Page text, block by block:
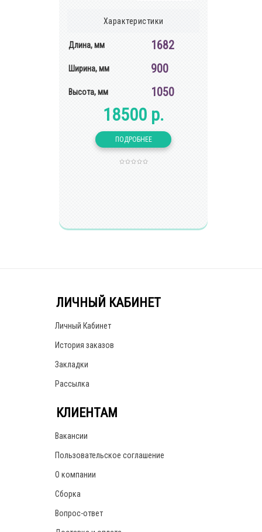
Характеристики
Длина, мм 1682
Ширина, мм 900
Высота, мм 1050
18500 р.
ЛИЧНЫЙ КАБИНЕТ
Личный Кабинет
История заказов
Закладки
Рассылка
КЛИЕНТАМ
Вакансии
Пользовательское соглашение
О компании
Сборка
Вопрос-ответ